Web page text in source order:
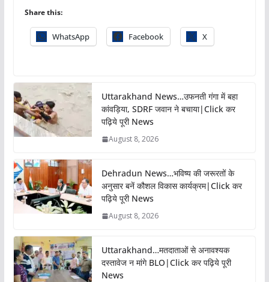
Share this:
WhatsApp Facebook X
Uttarakhand News…उफनती गंगा में बहा
कांवड़िया, SDRF जवान ने बचाया|Click कर
पढ़िये पूरी News
August 8, 2026
Dehradun News…भविष्य की जरूरतों के
अनुसार बनें कौशल विकास कार्यक्रम|Click कर
पढ़िये पूरी News
August 8, 2026
Uttarakhand…मतदाताओं से अनावश्यक
दस्तावेज न मांगे BLO|Click कर पढ़िये पूरी
News